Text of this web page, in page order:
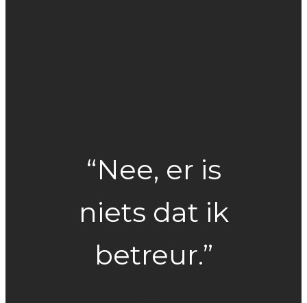
“Nee, er is
niets dat ik
betreur.”